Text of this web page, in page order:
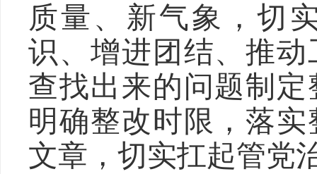
质量、新气象，切
识、增进团结、推
查找出来的问题制
明确整改时限，落
文章，切实扛起管党